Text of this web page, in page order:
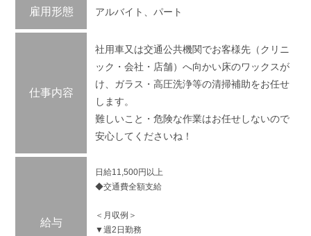
雇用形態 アルバイト、パート
仕事内容
社用車又は交通公共機関でお客様先（クリニ
ック・会社・店舗）へ向かい床のワックスが
け、ガラス・高圧洗浄等の清掃補助をお任せ
します。
難しいこと・危険な作業はお任せしないので
安心してくださいね！
給与
日給11,500円以上
◆交通費全額支給
＜月収例＞
▼週2日勤務